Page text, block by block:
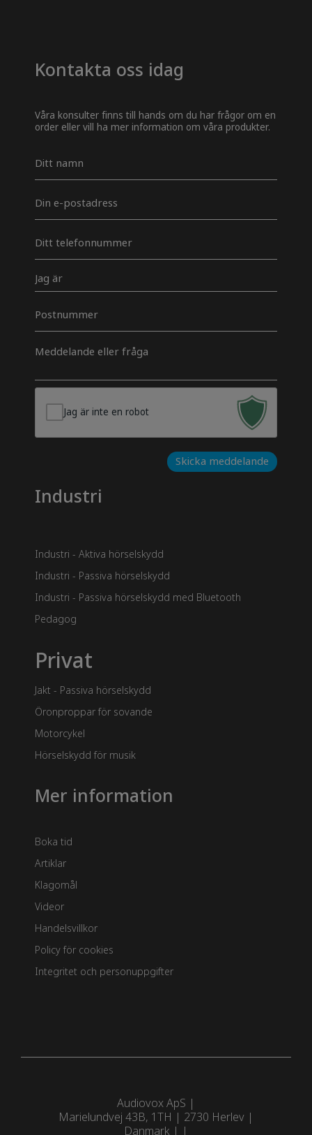
Kontakta oss idag
Våra konsulter finns till hands om du har frågor om en
order eller vill ha mer information om våra produkter.
*
mail
*
*
Jeg
er
Besked
*
Jag är inte en robot
Skicka meddelande
Industri
Industri - Aktiva hörselskydd
Industri - Passiva hörselskydd
Industri - Passiva hörselskydd med Bluetooth
Pedagog
Privat
Jakt - Passiva hörselskydd
Öronproppar för sovande
Motorcykel
Hörselskydd för musik
Mer information
Boka tid
Artiklar
Klagomål
Videor
Handelsvillkor
Policy för cookies
Integritet och personuppgifter
Audiovox ApS
Marielundvej 43B, 1TH | 2730 Herlev |
Danmark |